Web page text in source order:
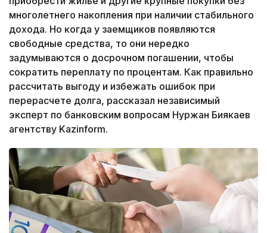
многолетнего накопления при наличии стабильного
дохода. Но когда у заемщиков появляются
свободные средства, то они нередко
задумываются о досрочном погашении, чтобы
сократить переплату по процентам. Как правильно
рассчитать выгоду и избежать ошибок при
перерасчете долга, рассказал независимый
эксперт по банковским вопросам Нуржан Биякаев
агентству Kazinform.